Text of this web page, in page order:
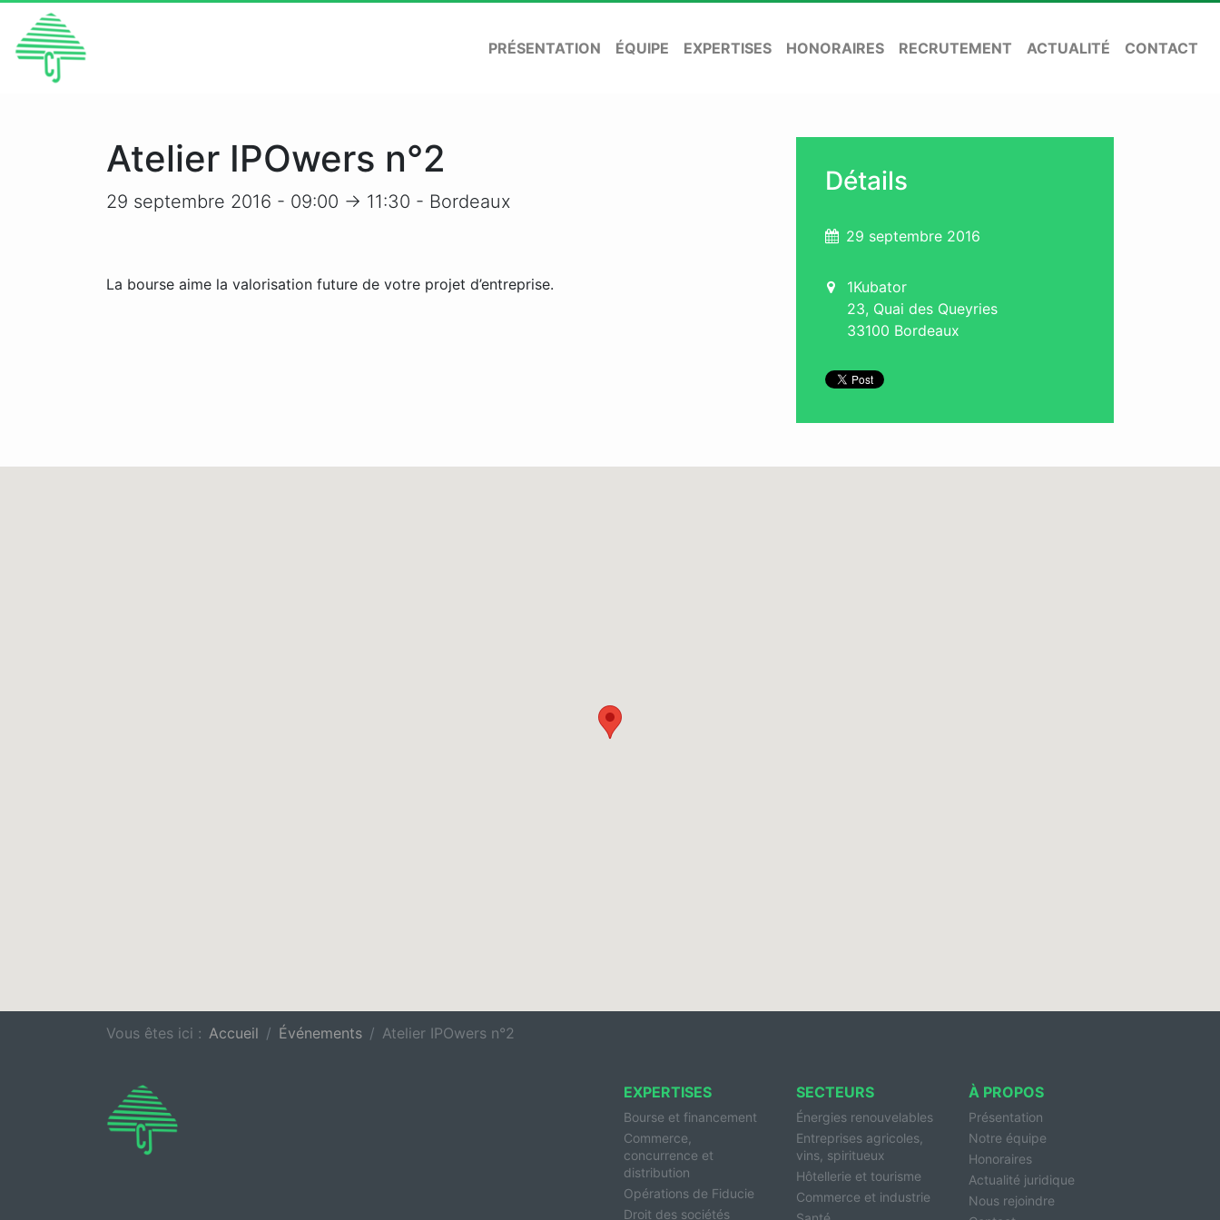
PRÉSENTATION ÉQUIPE EXPERTISES HONORAIRES RECRUTEMENT ACTUALITÉ CONTACT
Atelier IPOwers n°2
29 septembre 2016 - 09:00 -> 11:30 - Bordeaux
La bourse aime la valorisation future de votre projet d’entreprise.
Détails
29 septembre 2016
1Kubator
23, Quai des Queyries
33100 Bordeaux
Vous êtes ici : Accueil Événements Atelier IPOwers n°2
EXPERTISES
Bourse et financement
Commerce,
concurrence et
distribution
Opérations de Fiducie
Droit des sociétés
SECTEURS
Énergies renouvelables
Entreprises agricoles,
vins, spiritueux
Hôtellerie et tourisme
Commerce et industrie
À PROPOS
Présentation
Notre équipe
Honoraires
Actualité juridique
Nous rejoindre